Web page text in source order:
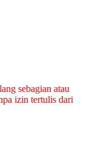
sebagian atau
izin tertulis dari